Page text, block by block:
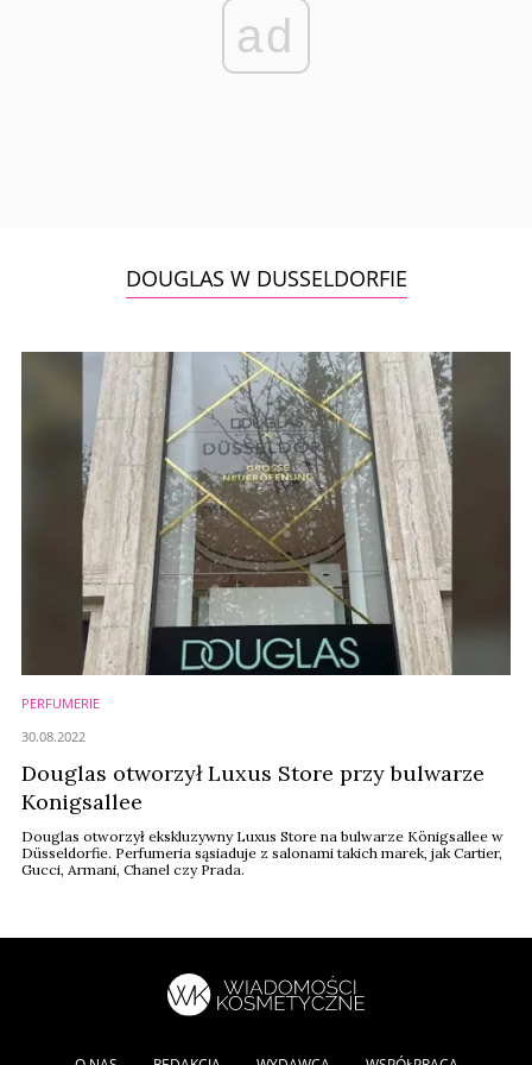
ad
DOUGLAS W DUSSELDORFIE
PERFUMERIE
Douglas otworzył Luxus Store przy bulwarze
Konigsallee
Douglas otworzył ekskluzywny Luxus Store na bulwarze Königsallee w
Düsseldorfie. Perfumeria sąsiaduje z salonami takich marek, jak Cartier,
Gucci, Armani, Chanel czy Prada.
30.08.2022